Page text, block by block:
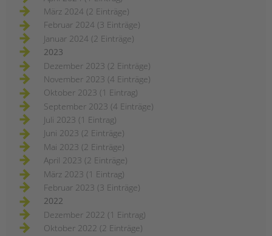
März 2024 (2 Einträge)
Februar 2024 (3 Einträge)
Januar 2024 (2 Einträge)
2023
Dezember 2023 (2 Einträge)
November 2023 (4 Einträge)
Oktober 2023 (1 Eintrag)
September 2023 (4 Einträge)
Juli 2023 (1 Eintrag)
Juni 2023 (2 Einträge)
Mai 2023 (2 Einträge)
April 2023 (2 Einträge)
März 2023 (1 Eintrag)
Februar 2023 (3 Einträge)
2022
Dezember 2022 (1 Eintrag)
Oktober 2022 (2 Einträge)